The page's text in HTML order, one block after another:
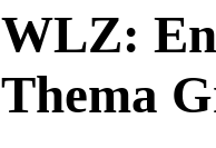
WLZ:
Thema